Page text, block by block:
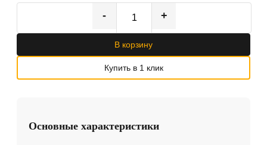
- +
В корзину
Купить в 1 клик
Основные характеристики